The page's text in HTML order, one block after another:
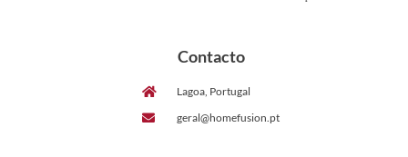
Contacto
Lagoa, Portugal
geral@homefusion.pt